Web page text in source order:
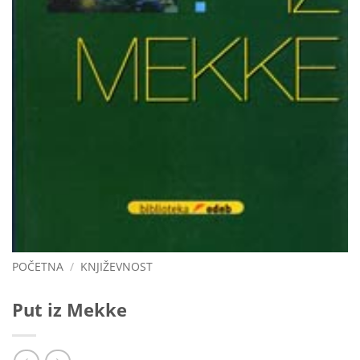
POČETNA / KNJIŽEVNOST
Put iz Mekke